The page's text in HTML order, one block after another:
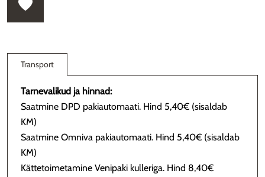
Transport
Tarnevalikud ja hinnad:
Saatmine DPD pakiautomaati. Hind 5,40€ (sisaldab
KM)
Saatmine Omniva pakiautomaati. Hind 5,40€ (sisaldab
KM)
Kättetoimetamine Venipaki kulleriga. Hind 8,40€